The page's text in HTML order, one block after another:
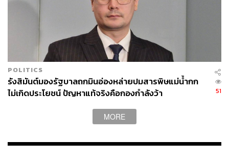
POLITICS
รังสิมันต์มองรัฐบาลถกมินอ่องหล่ายปมสารพิษแม่น้ำกก
ไม่เกิดประโยชน์ ปัญหาแท้จริงคือกองกำลังว้า
51
MORE